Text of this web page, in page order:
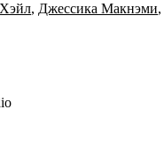
, Джессика Макнэми,